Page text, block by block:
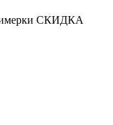
СКИДКА